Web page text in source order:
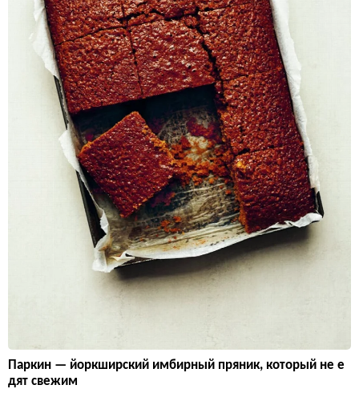
Паркин — йоркширский имбирный пряник, который не е
дят свежим